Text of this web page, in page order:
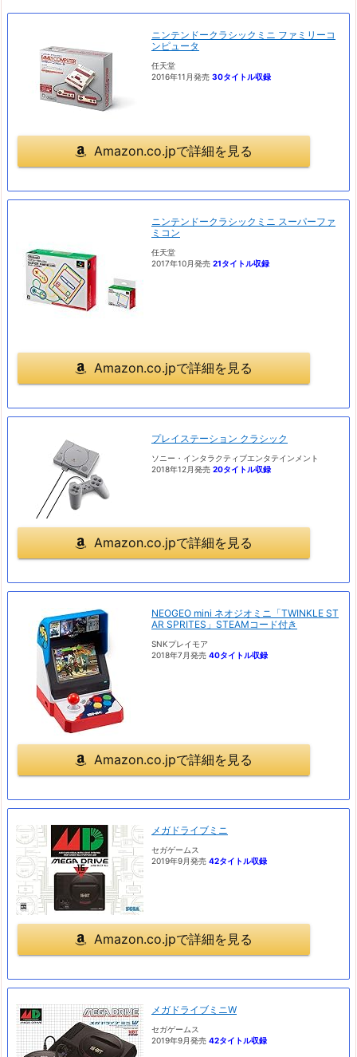
ニンテンドークラシックミニ ファミリーコ
ンピュータ
任天堂
2016年11月発売 30タイトル収録
Amazon.co.jpで詳細を見る
ニンテンドークラシックミニ スーパーファ
ミコン
任天堂
2017年10月発売 21タイトル収録
Amazon.co.jpで詳細を見る
プレイステーション クラシック
ソニー・インタラクティブエンタテインメント
2018年12月発売 20タイトル収録
Amazon.co.jpで詳細を見る
NEOGEO mini ネオジオミニ「TWINKLE ST
AR SPRITES」STEAMコード付き
SNKプレイモア
2018年7月発売 40タイトル収録
Amazon.co.jpで詳細を見る
メガドライブミニ
セガゲームス
2019年9月発売 42タイトル収録
Amazon.co.jpで詳細を見る
メガドライブミニW
セガゲームス
2019年9月発売 42タイトル収録